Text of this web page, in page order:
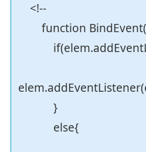
<!--
function
}
else{